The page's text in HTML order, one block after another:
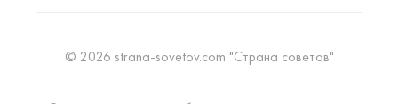
© 2026 strana-sovetov.com "Страна советов"